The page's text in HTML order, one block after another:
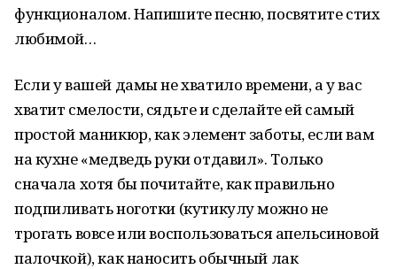
функционалом. Напишите песню, посвятите стих
любимой…
Если у вашей дамы не хватило времени, а у вас
хватит смелости, сядьте и сделайте ей самый
простой маникюр, как элемент заботы, если вам
на кухне «медведь руки отдавил». Только
сначала хотя бы почитайте, как правильно
подпиливать ноготки (кутикулу можно не
трогать вовсе или воспользоваться апельсиновой
палочкой), как наносить обычный лак